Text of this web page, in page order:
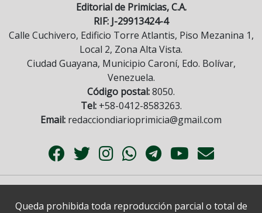
Editorial de Primicias, C.A.
RIF: J-29913424-4
Calle Cuchivero, Edificio Torre Atlantis, Piso Mezanina 1,
Local 2, Zona Alta Vista.
Ciudad Guayana, Municipio Caroní, Edo. Bolívar,
Venezuela.
Código postal:8050.
Tel:+58-0412-8583263.
Email: redacciondiarioprimicia@gmail.com
Queda prohibida toda reproducción parcial o total de